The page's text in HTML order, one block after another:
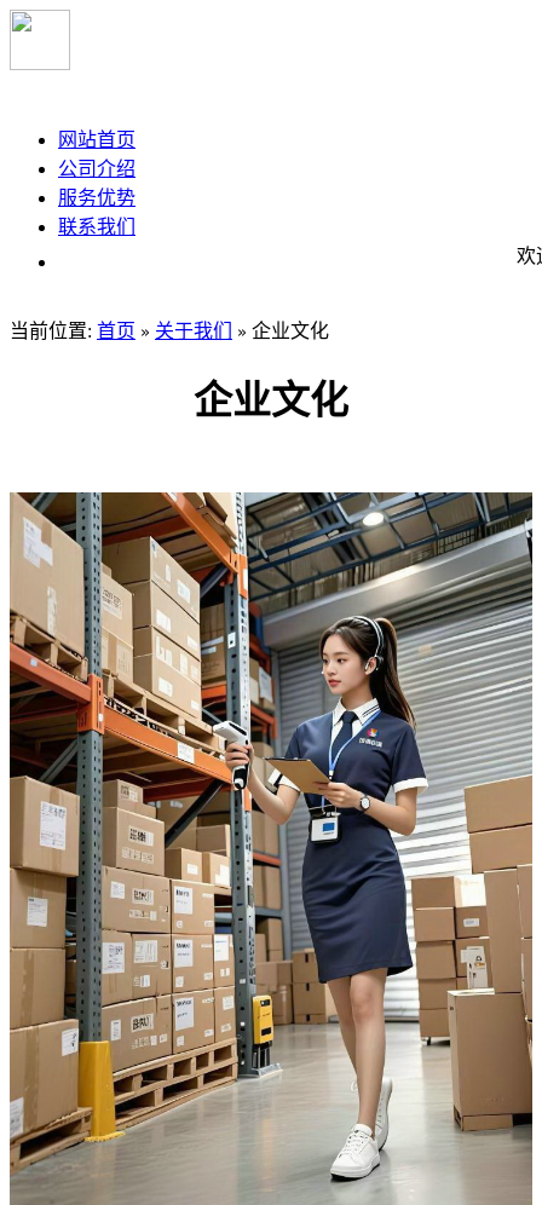
网站首页
公司介绍
服务优势
联系我们
欢
当前位置: 首页 » 关于我们 » 企业文化
企业文化